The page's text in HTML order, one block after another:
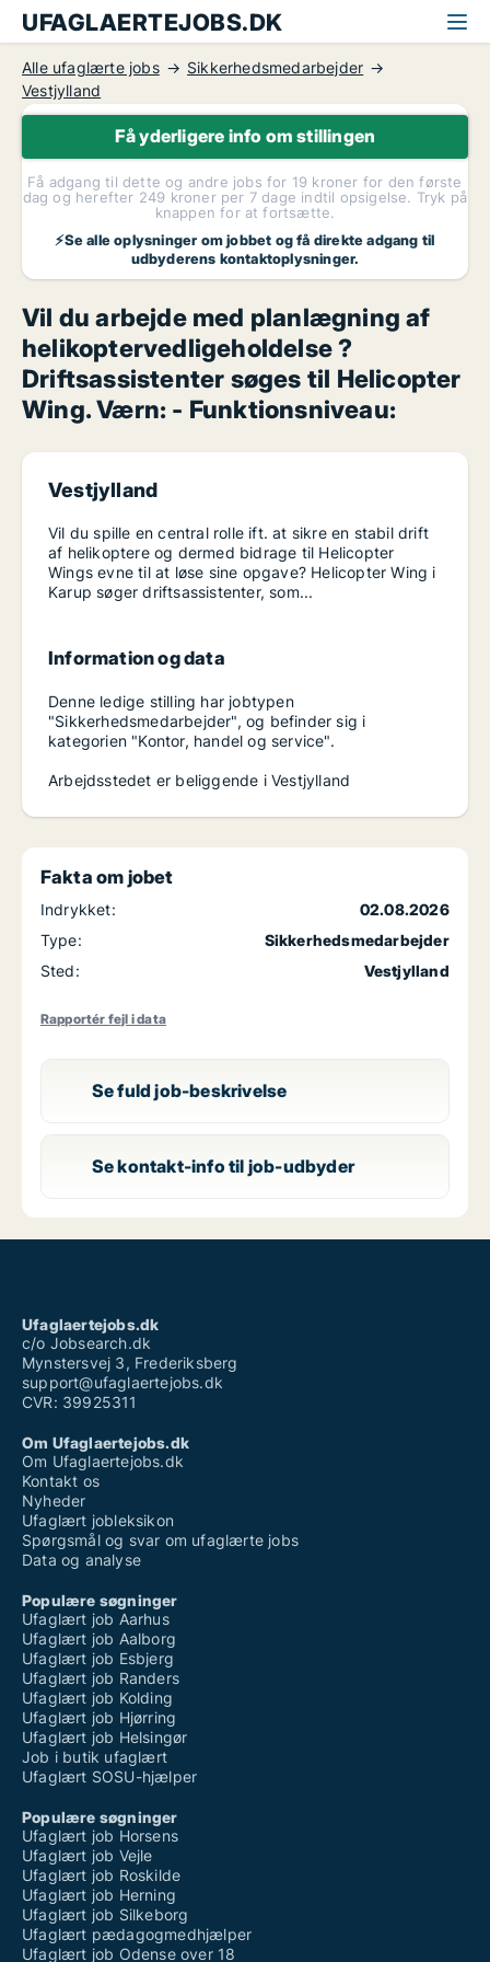
UFAGLAERTEJOBS.DK
Alle ufaglærte jobs
Sikkerhedsmedarbejder
Vestjylland
Få yderligere info om stillingen
Få adgang til dette og andre jobs for 19 kroner for den første
dag og herefter 249 kroner per 7 dage indtil opsigelse. Tryk på
knappen for at fortsætte.
⚡Se alle oplysninger om jobbet og få direkte adgang til
udbyderens kontaktoplysninger.
Vil du arbejde med planlægning af
helikoptervedligeholdelse ?
Driftsassistenter søges til Helicopter
Wing. Værn: - Funktionsniveau:
Vestjylland
Vil du spille en central rolle ift. at sikre en stabil drift
af helikoptere og dermed bidrage til Helicopter
Wings evne til at løse sine opgave? Helicopter Wing i
Karup søger driftsassistenter, som...
Information og data
Denne ledige stilling har jobtypen
"Sikkerhedsmedarbejder", og befinder sig i
kategorien "Kontor, handel og service".
Arbejdsstedet er beliggende i Vestjylland
Fakta om jobet
Indrykket:
02.08.2026
Type:
Sikkerhedsmedarbejder
Sted:
Vestjylland
Rapportér fejl i data
Se fuld job-beskrivelse
Se kontakt-info til job-udbyder
Ufaglaertejobs.dk
c/o Jobsearch.dk
Mynstersvej 3, Frederiksberg
support@ufaglaertejobs.dk
CVR: 39925311
Om Ufaglaertejobs.dk
Om Ufaglaertejobs.dk
Kontakt os
Nyheder
Ufaglært jobleksikon
Spørgsmål og svar om ufaglærte jobs
Data og analyse
Populære søgninger
Ufaglært job Aarhus
Ufaglært job Aalborg
Ufaglært job Esbjerg
Ufaglært job Randers
Ufaglært job Kolding
Ufaglært job Hjørring
Ufaglært job Helsingør
Job i butik ufaglært
Ufaglært SOSU-hjælper
Populære søgninger
Ufaglært job Horsens
Ufaglært job Vejle
Ufaglært job Roskilde
Ufaglært job Herning
Ufaglært job Silkeborg
Ufaglært pædagogmedhjælper
Ufaglært job Odense over 18